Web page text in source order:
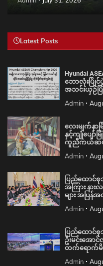
Latest Posts
Hyundai
ဘောလုံးပြိုင်
အသင်းယှဉ်
Admin
လေးမျက်နှာ
နှင့်ကျုံပျော်
ကူညီကယ်ဆယ်
Admin
ပြည်ထောင်စု
အကြား နား
များ အပ
Admin
ပြည်ထောင်စု
ဦးမင်းအောင်
တက်ရောက်မိန့်
Admin